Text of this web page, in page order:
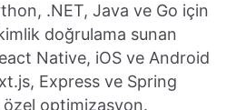
.NET, Java ve Go için
doğrulama sunan
Native, iOS ve Android
Express ve Spring
optimizasyon.